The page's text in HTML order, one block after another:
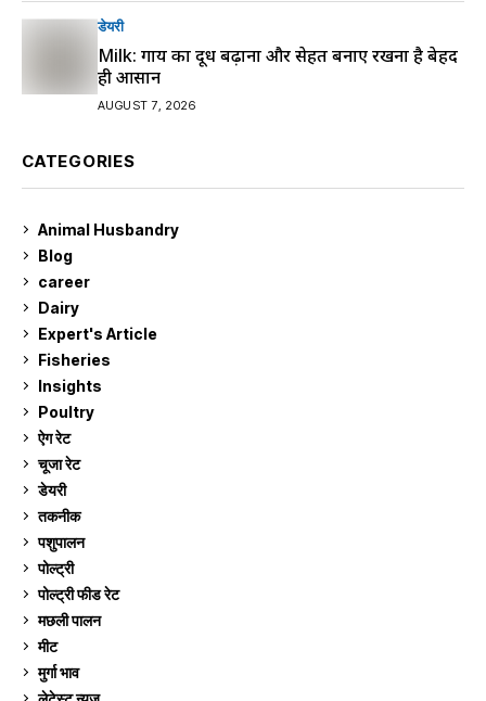
डेयरी
Milk: गाय का दूध बढ़ाना और सेहत बनाए रखना है बेहद
ही आसान
AUGUST 7, 2026
CATEGORIES
Animal Husbandry
Blog
career
Dairy
Expert's Article
Fisheries
Insights
Poultry
ऐग रेट
चूजा रेट
डेयरी
तकनीक
पशुपालन
पोल्ट्री
पोल्ट्री फीड रेट
मछली पालन
मीट
मुर्गा भाव